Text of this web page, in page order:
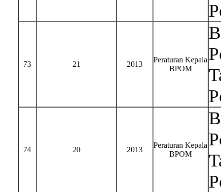
73 21 2013
Peraturan Kepala
BPOM
74 20 2013
Peraturan Kepala
BPOM